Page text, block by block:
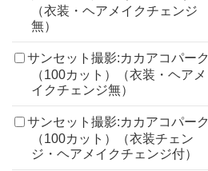
（衣装・ヘアメイクチェンジ
無）
サンセット撮影:カカアコパーク
（100カット）（衣装・ヘアメ
イクチェンジ無）
サンセット撮影:カカアコパーク
（100カット）（衣装チェン
ジ・ヘアメイクチェンジ付）